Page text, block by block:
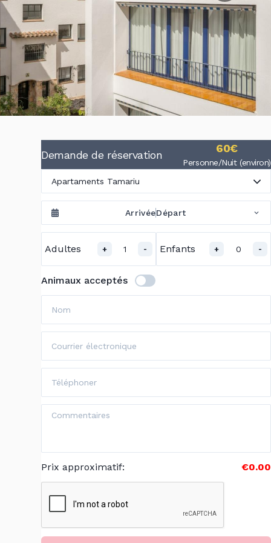
Demande de réservation 60€
Personne/Nuit (environ)
Apartaments Tamariu
ArrivéeDépart
Adultes + 1 - Enfants + 0 -
Animaux acceptés
Prix approximatif: €0.00